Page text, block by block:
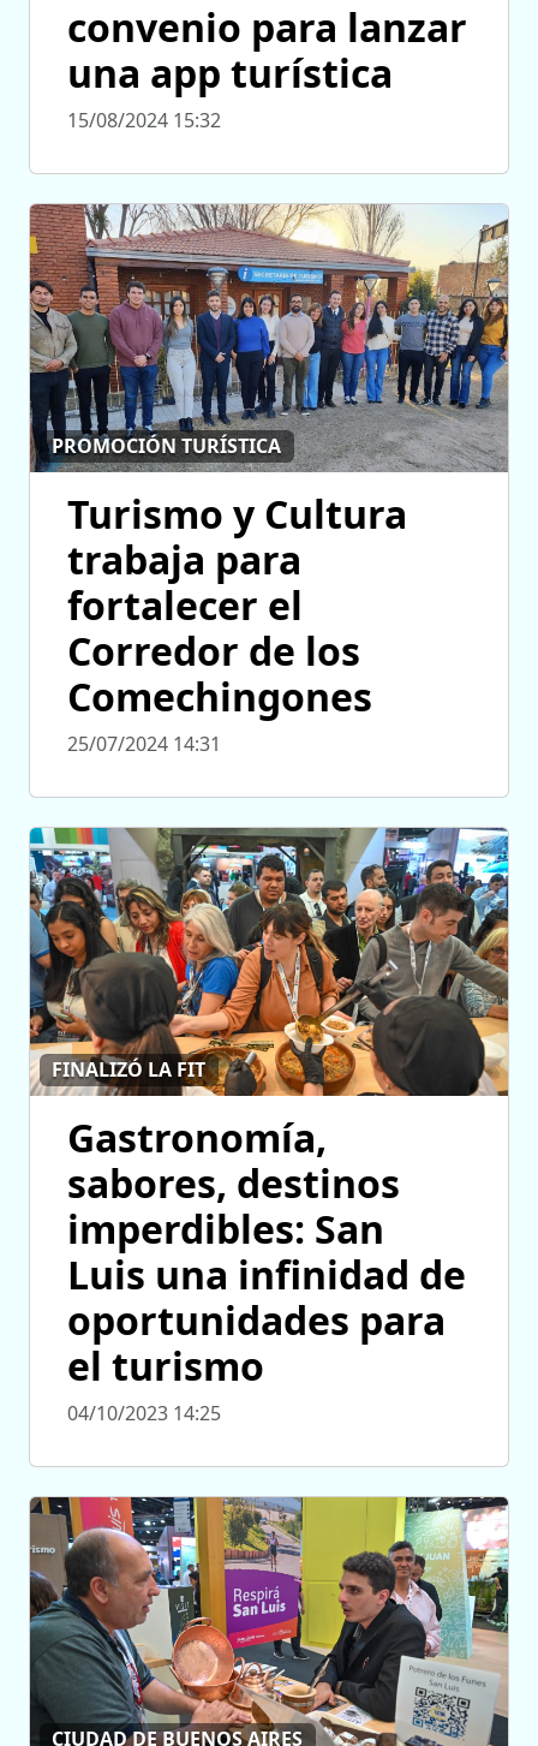
convenio para lanzar
una app turística
15/08/2024 15:32
PROMOCIÓN TURÍSTICA
Turismo y Cultura
trabaja para
fortalecer el
Corredor de los
Comechingones
25/07/2024 14:31
FINALIZÓ LA FIT
Gastronomía,
sabores, destinos
imperdibles: San
Luis una infinidad de
oportunidades para
el turismo
04/10/2023 14:25
CIUDAD DE BUENOS AIRES